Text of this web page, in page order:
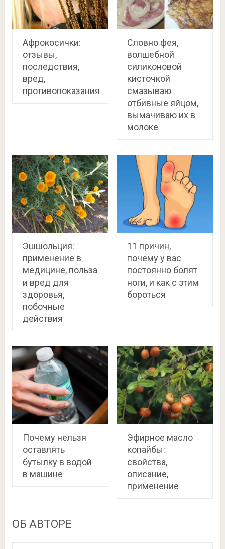
Афрокосички:
отзывы,
последствия,
вред,
противопоказания
Словно фея,
волшебной
силиконовой
кисточкой
смазываю
отбивные яйцом,
вымачиваю их в
молоке
Эшшольция:
применение в
медицине, польза
и вред для
здоровья,
побочные
действия
11 причин,
почему у вас
постоянно болят
ноги, и как с этим
бороться
Почему нельзя
оставлять
бутылку в водой
в машине
Эфирное масло
копайбы:
свойства,
описание,
применение
ОБ АВТОРЕ